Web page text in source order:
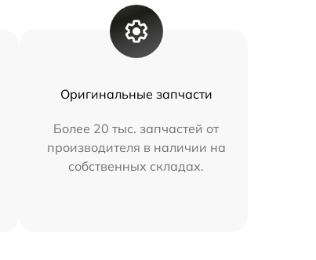
Оригинальные запчасти
Более 20 тыс. запчастей от
производителя в наличии на
собственных складах.